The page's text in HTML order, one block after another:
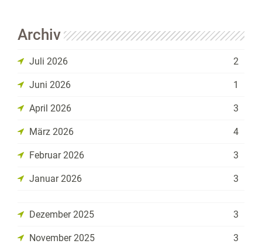
Archiv
Juli 2026 2
Juni 2026 1
April 2026 3
März 2026 4
Februar 2026 3
Januar 2026 3
Dezember 2025 3
November 2025 3